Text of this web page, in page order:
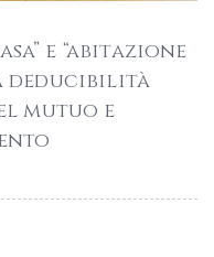
e “abitazione
deducibilità
mutuo e